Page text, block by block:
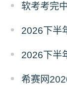
软考考完